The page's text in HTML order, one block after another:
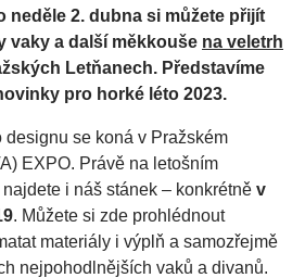
neděle 2. dubna si můžete přijít
vaky a další měkkouše na veletrh
Letňanech. Představíme
pro horké léto 2023.
se koná v Pražském
EXPO. Právě na letošním
i náš stánek – konkrétně v
. Můžete si zde prohlédnout
materiály i výplň a samozřejmě
nejpohodlnějších vaků a divanů.